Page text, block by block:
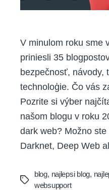
V minulom roku sme
priniesli 35
bezpečnosť, návody,
technoloģie. Čo vás
Pozrite si výber
našom blogu v roku
dark web? Možno
Darknet, Deep Web
Tags
blog, najlepsi blog,
websupport